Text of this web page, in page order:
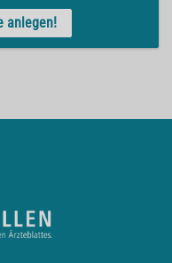
anlegen!